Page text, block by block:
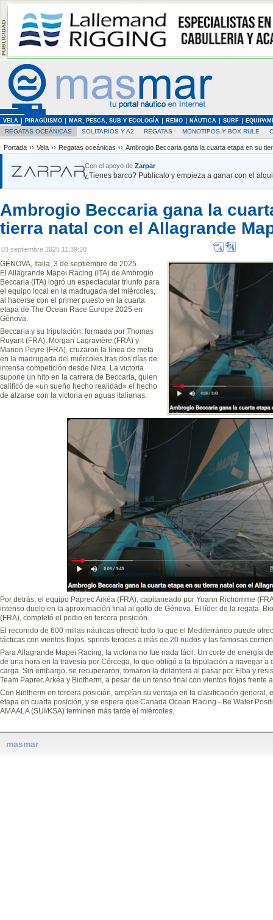
VELA PIRAGÜISMO MAR, PESCA, SUB Y ECOLOGÍA REMO NÁUTICA SURF
REGATAS OCEÁNICAS SOLITARIOS Y A2 REGATAS MONOTIPOS Y BOX RULE
Portada ›› Vela ›› Regatas oceánicas ›› Ambrogio Beccaria gana la cuarta etapa en su
Con el apoyo de Zarpar
¿Tienes barco? Publícalo y empieza a ganar con el
Ambrogio Beccaria gana la
tierra natal con el Allagrande
03 septiembre 2025 11:39:20
GÉNOVA, Italia, 3 de septiembre de 2025
El Allagrande Mapei Racing (ITA) de Ambrogio
Beccaria (ITA) logró un espectacular triunfo para
el equipo local en la madrugada del miércoles,
al hacerse con el primer puesto en la cuarta
etapa de The Ocean Race Europe 2025 en
Génova.
Beccaria y su tripulación, formada por Thomas
Ruyant (FRA), Morgan Lagravière (FRA) y
Manon Peyre (FRA), cruzaron la línea de meta
en la madrugada del miércoles tras dos días de
intensa competición desde Niza. La victoria
supone un hito en la carrera de Beccaria, quien
calificó de «un sueño hecho realidad» el hecho
de alzarse con la victoria en aguas italianas.
Por detrás, el equipo Paprec Arkéa (FRA), capitaneado por Yoann Richomme
intenso duelo en la aproximación final al golfo de Génova. El líder de la regata,
(FRA), completó el podio en tercera posición.
El recorrido de 600 millas náuticas ofreció todo lo que el Mediterráneo puede
tácticas con vientos flojos, sprints feroces a más de 20 nudos y las famosas
Para Allagrande Mapei Racing, la victoria no fue nada fácil. Un corte de energía
de una hora en la travesía por Córcega, lo que obligó a la tripulación a navegar a
carga. Sin embargo, se recuperaron, tomaron la delantera al pasar por Elba y
Team Paprec Arkéa y Biotherm, a pesar de un tenso final con vientos flojos frente
Con Biotherm en tercera posición, amplían su ventaja en la clasificación general,
etapa en cuarta posición, y se espera que Canada Ocean Racing - Be Water
AMAALA (SUI/KSA) terminen más tarde el miércoles.
masmar